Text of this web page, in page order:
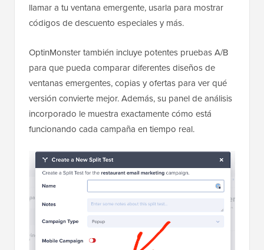
llamar a tu ventana emergente, usarla para mostrar
códigos de descuento especiales y más.
OptinMonster también incluye potentes pruebas A/B
para que pueda comparar diferentes diseños de
ventanas emergentes, copias y ofertas para ver qué
versión convierte mejor. Además, su panel de análisis
incorporado le muestra exactamente cómo está
funcionando cada campaña en tiempo real.